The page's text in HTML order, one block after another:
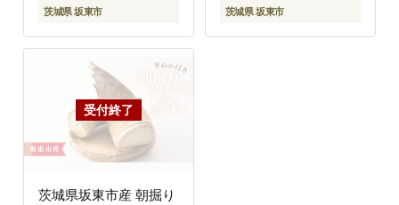
茨城県 坂東市 茨城県 坂東市
茨城県坂東市産 朝掘り